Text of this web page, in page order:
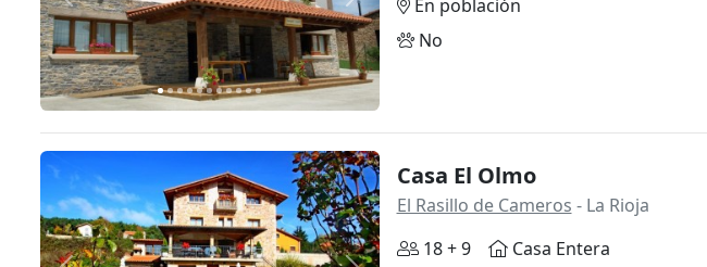
En población
No
Casa El Olmo
El Rasillo de Cameros - La Rioja
18 + 9
Casa Entera